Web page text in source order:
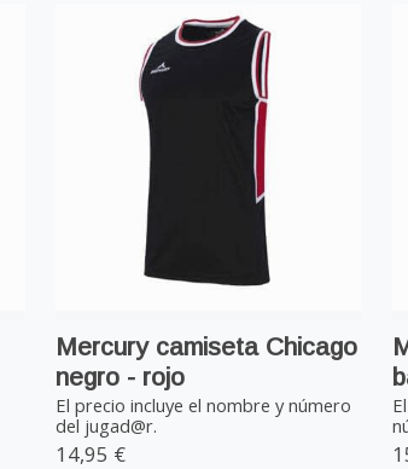
Mercury camiseta Chicago
negro - rojo
El precio incluye el nombre y número
del jugad@r.
14,95 €